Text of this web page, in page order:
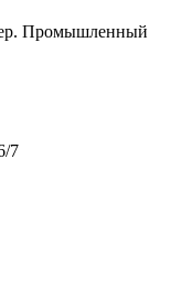
Промышленный
7